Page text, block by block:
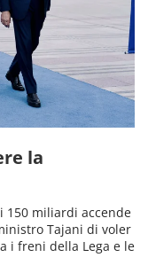
la
150 miliardi accende
Tajani di voler
i freni della Lega e le